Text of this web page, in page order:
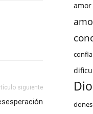
siguiente
amor